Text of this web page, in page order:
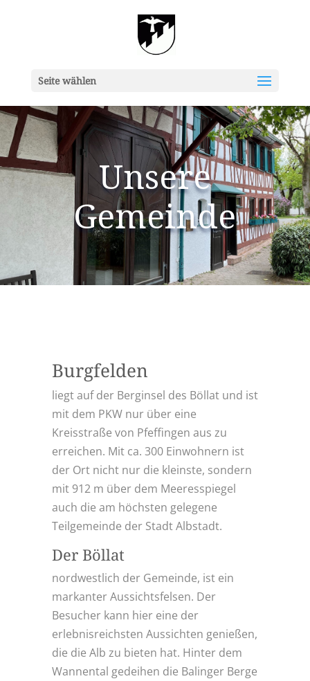
Seite wählen
Unsere
Gemeinde
Burgfelden
liegt auf der Berginsel des Böllat und ist
mit dem PKW nur über eine
Kreisstraße von Pfeffingen aus zu
erreichen. Mit ca. 300 Einwohnern ist
der Ort nicht nur die kleinste, sondern
mit 912 m über dem Meeresspiegel
auch die am höchsten gelegene
Teilgemeinde der Stadt Albstadt.
Der Böllat
nordwestlich der Gemeinde, ist ein
markanter Aussichtsfelsen. Der
Besucher kann hier eine der
erlebnisreichsten Aussichten genießen,
die die Alb zu bieten hat. Hinter dem
Wannental gedeihen die Balinger Berge